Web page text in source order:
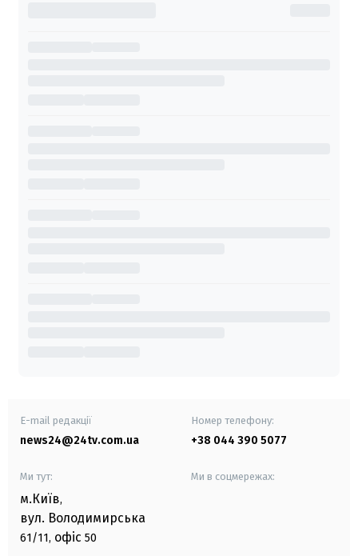
E-mail редакції
news24@24tv.com.ua
Номер телефону:
+38 044 390 5077
Ми тут:
м.Київ,
вул. Володимирська
61/11, офіс 50
Ми в соцмережах: